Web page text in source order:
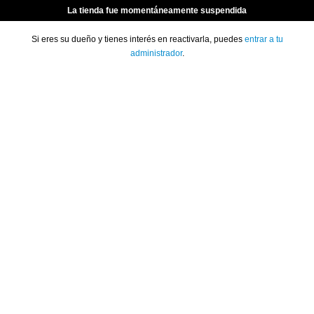
La tienda fue momentáneamente suspendida
Si eres su dueño y tienes interés en reactivarla, puedes entrar a tu
administrador.